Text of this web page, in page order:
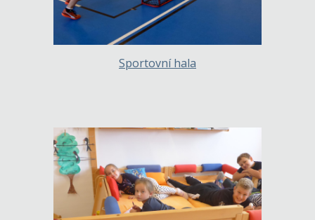
Sportovní hala